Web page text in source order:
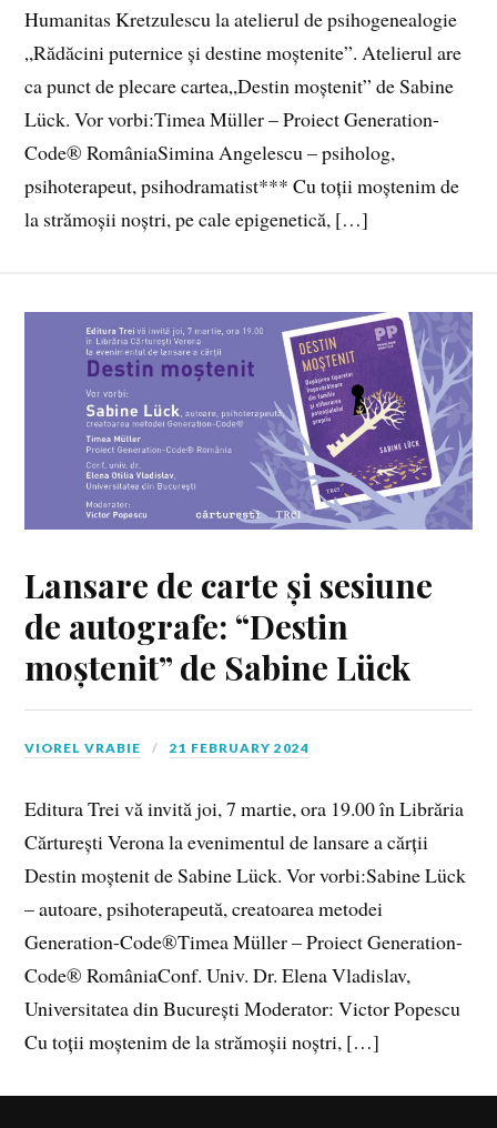
Humanitas Kretzulescu la atelierul de psihogenealogie
„Rădăcini puternice și destine moștenite”. Atelierul are
ca punct de plecare cartea„Destin moștenit” de Sabine
Lück. Vor vorbi:Timea Müller – Proiect Generation-
Code® RomâniaSimina Angelescu – psiholog,
psihoterapeut, psihodramatist*** Cu toții moștenim de
la strămoșii noștri, pe cale epigenetică, […]
Lansare de carte și sesiune
de autografe: “Destin
moștenit” de Sabine Lück
VIOREL VRABIE 21 FEBRUARY 2024
Editura Trei vă invită joi, 7 martie, ora 19.00 în Librăria
Cărturești Verona la evenimentul de lansare a cărții
Destin moștenit de Sabine Lück. Vor vorbi:Sabine Lück
– autoare, psihoterapeută, creatoarea metodei
Generation-Code®Timea Müller – Proiect Generation-
Code® RomâniaConf. Univ. Dr. Elena Vladislav,
Universitatea din București Moderator: Victor Popescu
Cu toții moștenim de la strămoșii noștri, […]